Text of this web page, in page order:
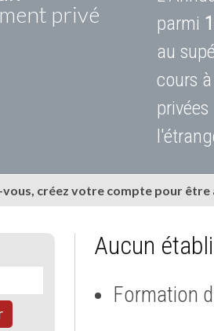
privé
parmi
au
cours
vous, créez votre compte pour
Aucun
Formation